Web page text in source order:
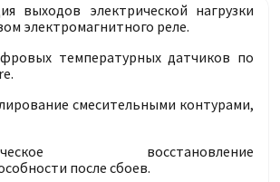
выходов электрической нагрузки
электромагнитного реле.
температурных датчиков по
смесительными контурами,
восстановление
после сбоев.